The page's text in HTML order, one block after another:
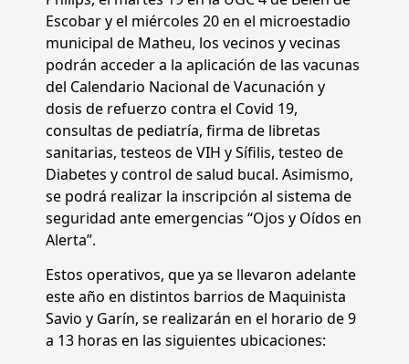
Escobar y el miércoles 20 en el microestadio
municipal de Matheu, los vecinos y vecinas
podrán acceder a la aplicación de las vacunas
del Calendario Nacional de Vacunación y
dosis de refuerzo contra el Covid 19,
consultas de pediatría, firma de libretas
sanitarias, testeos de VIH y Sífilis, testeo de
Diabetes y control de salud bucal. Asimismo,
se podrá realizar la inscripción al sistema de
seguridad ante emergencias “Ojos y Oídos en
Alerta”.
Estos operativos, que ya se llevaron adelante
este año en distintos barrios de Maquinista
Savio y Garín, se realizarán en el horario de 9
a 13 horas en las siguientes ubicaciones: